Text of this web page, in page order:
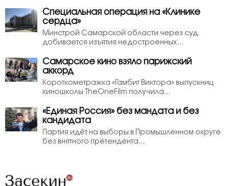
Специальная операция на «Клинике
сердца»
Минстрой Самарской области через суд
добивается изъятия недостроенных...
Самарское кино взяло парижский
аккорд
Короткометражка «Гамбит Виктора» выпускниц
киношколы TheOneFilm получила...
«Единая Россия» без мандата и без
кандидата
Партия идёт на выборы в Промышленном округе
без внятного претендента...